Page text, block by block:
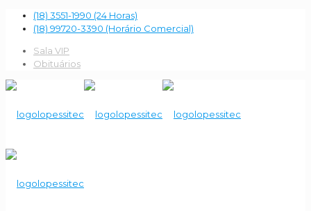
(18) 3551-1990 (24 Horas)
(18) 99720-3390 (Horário Comercial)
Sala VIP
Obituários